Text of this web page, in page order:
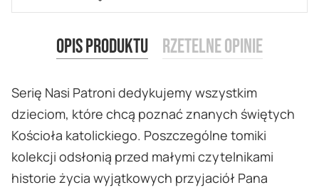
Opis produktu
Serię Nasi Patroni dedykujemy wszystkim
dzieciom, które chcą poznać znanych świętych
Kościoła katolickiego. Poszczególne tomiki
kolekcji odsłonią przed małymi czytelnikami
historie życia wyjątkowych przyjaciół Pana
Rzetelne opinie